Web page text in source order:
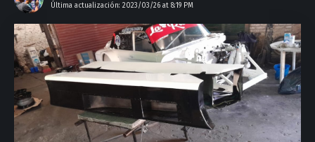
Última actualización: 2023/03/26 at 8:19 PM